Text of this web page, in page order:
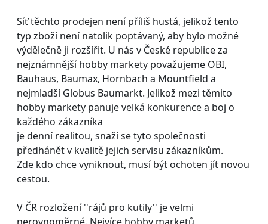
Síť těchto prodejen není příliš hustá, jelikož tento
typ zboží není natolik poptávaný, aby bylo možné
výdělečně ji rozšířit. U nás v České republice za
nejznámnější hobby markety považujeme OBI,
Bauhaus, Baumax, Hornbach a Mountfield a
nejmladší Globus Baumarkt. Jelikož mezi těmito
hobby markety panuje velká konkurence a boj o
každého zákazníka
je denní realitou, snaží se tyto společnosti
předhánět v kvalitě jejich servisu zákazníkům.
Zde kdo chce vyniknout, musí být ochoten jít novou
cestou.
V ČR rozložení ''rájů pro kutily'' je velmi